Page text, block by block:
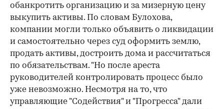
обанкротить организацию и за мизерную цену
выкупить активы. По словам Булохова,
компании могли только объявить о ликвидации
и самостоятельно через суд оформить землю,
продать активы, достроить дома и рассчитаться
по обязательствам. "Но после ареста
руководителей контролировать процесс было
уже невозможно. Несмотря на то, что
управляющие "Содействия" и "Прогресса" дали